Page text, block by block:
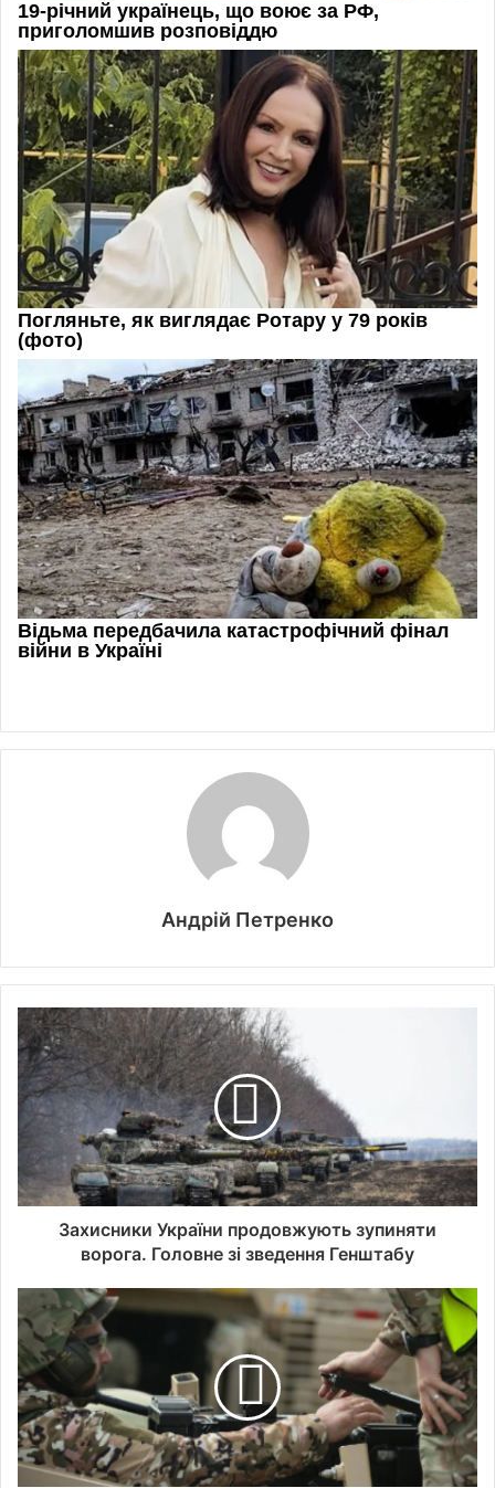
Андрій Петренко
Захисники України продовжують зупиняти
ворога. Головне зі зведення Генштабу